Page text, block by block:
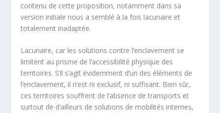
contenu de cette proposition, notamment dans sa
version initiale nous a semblé à la fois lacunaire et
totalement inadaptée.
Lacunaire, car les solutions contre l’enclavement se
limitent au prisme de l’accessibilité physique des
territoires. S’il s’agit évidemment d’un des éléments de
l’enclavement, il n’est ni exclusif, ni suffisant. Bien sûr,
ces territoires souffrent de l’absence de transports et
surtout de d’ailleurs de solutions de mobilités internes,